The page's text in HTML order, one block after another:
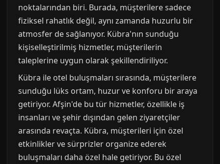
noktalarından biri. Burada, müşterilere sadece
fiziksel rahatlık değil, aynı zamanda huzurlu bir
atmosfer de sağlanıyor. Kübra'nın sunduğu
kişiselleştirilmiş hizmetler, müşterilerin
taleplerine uygun olarak şekillendiriliyor.
Kübra ile otel buluşmaları sırasında, müşterilere
sunduğu lüks ortam, huzur ve konforu bir araya
getiriyor. Afşin'de bu tür hizmetler, özellikle iş
insanları ve şehir dışından gelen ziyaretçiler
arasında revaçta. Kübra, müşterileri için özel
etkinlikler ve sürprizler organize ederek
buluşmaları daha özel hale getiriyor. Bu özel